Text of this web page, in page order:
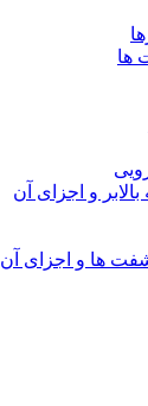
ها
و اجزای آن
ها و اجزای آن